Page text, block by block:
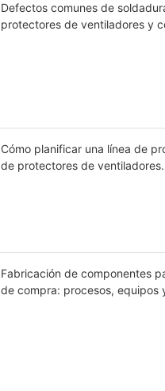
Defectos comunes de
protectores de ventiladores y
Cómo planificar una línea de
de protectores de ventiladores
Fabricación de componentes
de compra: procesos, equipos